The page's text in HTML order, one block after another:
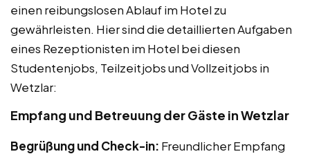
einen reibungslosen Ablauf im Hotel zu
gewährleisten. Hier sind die detaillierten Aufgaben
eines Rezeptionisten im Hotel bei diesen
Studentenjobs, Teilzeitjobs und Vollzeitjobs in
Wetzlar:
Empfang und Betreuung der Gäste in Wetzlar
Begrüßung und Check-in: Freundlicher Empfang